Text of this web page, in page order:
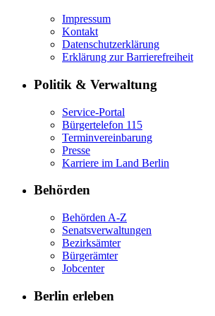
Impressum
Kontakt
Datenschutzerklärung
Erklärung zur Barrierefreiheit
Politik & Verwaltung
Service-Portal
Bürgertelefon 115
Terminvereinbarung
Presse
Karriere im Land Berlin
Behörden
Behörden A-Z
Senatsverwaltungen
Bezirksämter
Bürgerämter
Jobcenter
Berlin erleben